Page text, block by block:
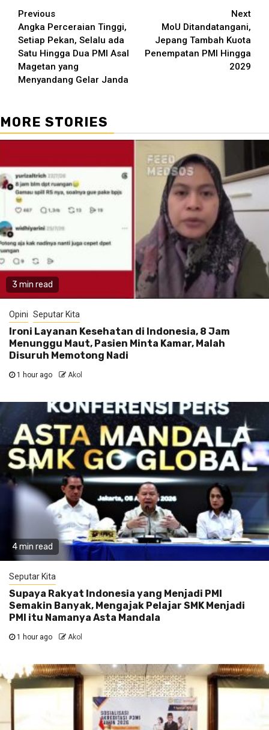
Continue
Reading
Previous
Angka Perceraian Tinggi,
Setiap Pekan, Selalu ada
Satu Hingga Dua PMI Asal
Magetan yang
Menyandang Gelar Janda
Next
MoU Ditandatangani,
Jepang Tambah Kuota
Penempatan PMI Hingga
2029
MORE STORIES
3 min read
Opini Seputar Kita
Ironi Layanan Kesehatan di Indonesia, 8 Jam
Menunggu Maut, Pasien Minta Kamar, Malah
Disuruh Memotong Nadi
1 hour ago Akol
4 min read
Seputar Kita
Supaya Rakyat Indonesia yang Menjadi PMI
Semakin Banyak, Mengajak Pelajar SMK Menjadi
PMI itu Namanya Asta Mandala
1 hour ago Akol